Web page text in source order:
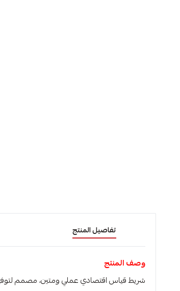
تفاصيل المنتج
وصف المنتج
شريط قياس اقتصادي عملي ومتين، مصمم